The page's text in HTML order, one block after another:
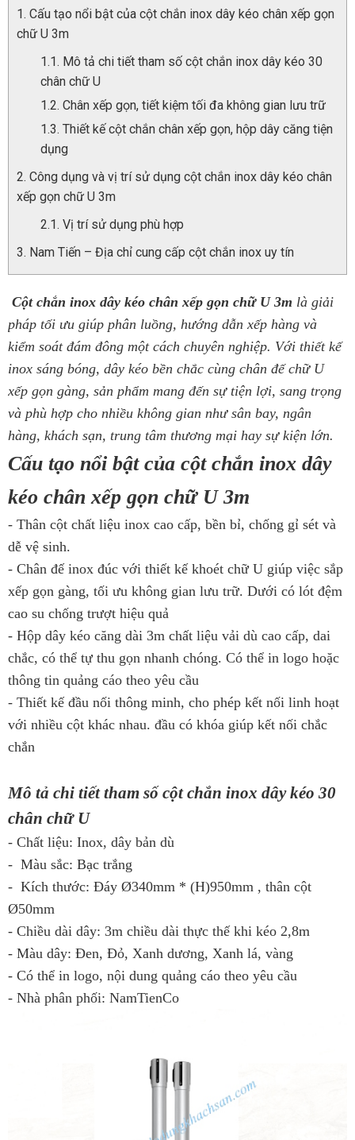
Cấu tạo nổi bật của cột chắn inox dây kéo chân xếp gọn
chữ U 3m
Mô tả chi tiết tham số cột chắn inox dây kéo 30
chân chữ U
Chân xếp gọn, tiết kiệm tối đa không gian lưu trữ
Thiết kế cột chắn chân xếp gọn, hộp dây căng tiện
dụng
Công dụng và vị trí sử dụng cột chắn inox dây kéo chân
xếp gọn chữ U 3m
Vị trí sử dụng phù hợp
Nam Tiến – Địa chỉ cung cấp cột chắn inox uy tín
Cột chắn inox dây kéo chân xếp gọn chữ U 3m là giải
pháp tối ưu giúp phân luồng, hướng dẫn xếp hàng và
kiểm soát đám đông một cách chuyên nghiệp. Với thiết kế
inox sáng bóng, dây kéo bền chắc cùng chân đế chữ U
xếp gọn gàng, sản phẩm mang đến sự tiện lợi, sang trọng
và phù hợp cho nhiều không gian như sân bay, ngân
hàng, khách sạn, trung tâm thương mại hay sự kiện lớn.
Cấu tạo nổi bật của cột chắn inox dây
kéo chân xếp gọn chữ U 3m
- Thân cột chất liệu inox cao cấp, bền bỉ, chống gỉ sét và
dễ vệ sinh.
- Chân đế inox đúc với thiết kế khoét chữ U giúp việc sắp
xếp gọn gàng, tối ưu không gian lưu trữ. Dưới có lót đệm
cao su chống trượt hiệu quả
- Hộp dây kéo căng dài 3m chất liệu vải dù cao cấp, dai
chắc, có thể tự thu gọn nhanh chóng. Có thể in logo hoặc
thông tin quảng cáo theo yêu cầu
- Thiết kế đầu nối thông minh, cho phép kết nối linh hoạt
với nhiều cột khác nhau. đầu có khóa giúp kết nối chắc
chắn
Mô tả chi tiết tham số cột chắn inox dây kéo 30
chân chữ U
- Chất liệu: Inox, dây bản dù
- Màu sắc: Bạc trắng
- Kích thước: Đáy Ø340mm * (H)950mm , thân cột
Ø50mm
- Chiều dài dây: 3m chiều dài thực thế khi kéo 2,8m
- Màu dây: Đen, Đỏ, Xanh dương, Xanh lá, vàng
- Có thể in logo, nội dung quảng cáo theo yêu cầu
- Nhà phân phối: NamTienCo